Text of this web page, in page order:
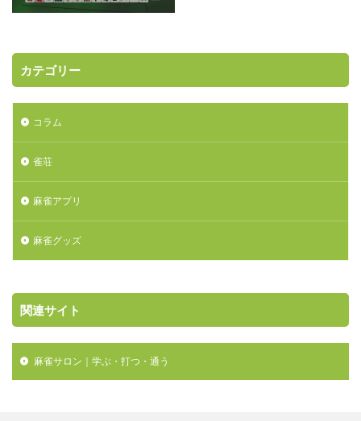
カテゴリー
コラム
雀荘
麻雀アプリ
麻雀グッズ
関連サイト
 麻雀サロン｜学ぶ・打つ・通う